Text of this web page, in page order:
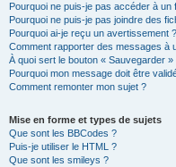
Pourquoi ne puis-je pas accéder à un
Pourquoi ne puis-je pas joindre des
Pourquoi ai-je reçu un avertissement ?
Comment rapporter des messages à
À quoi sert le bouton « Sauvegarder
Pourquoi mon message doit être
Comment remonter mon sujet ?
Mise en forme et types de sujets
Que sont les BBCodes ?
Puis-je utiliser le HTML ?
Que sont les smileys ?